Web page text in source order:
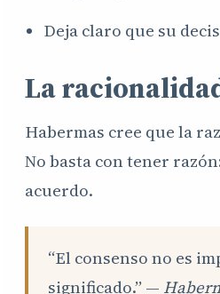
Deja claro que su
La
Habermas cree que la
No basta con tener
acuerdo.
“El consenso no es
significado.” —